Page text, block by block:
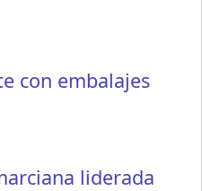
con embalajes
liderada